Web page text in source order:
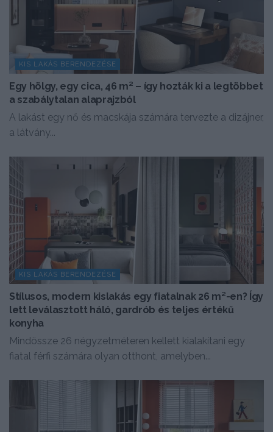
KIS LAKÁS BERENDEZÉSE
Egy hölgy, egy cica, 46 m² – így hozták ki a legtöbbet
a szabálytalan alaprajzból
A lakást egy nő és macskája számára tervezte a dizájner,
a látvány...
KIS LAKÁS BERENDEZÉSE
Stílusos, modern kislakás egy fiatalnak 26 m²-en? Így
lett leválasztott háló, gardrób és teljes értékű
konyha
Mindössze 26 négyzetméteren kellett kialakítani egy
fiatal férfi számára olyan otthont, amelyben...